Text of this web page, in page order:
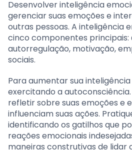
Desenvolver inteligência
gerenciar suas emoções e
outras pessoas. A inteligência
cinco componentes principais:
autorregulação, motivação,
sociais.
Para aumentar sua
exercitando a
refletir sobre suas emoções e
influenciam suas ações.
identificando os gatilhos que
reações emocionais
maneiras construtivas de lidar